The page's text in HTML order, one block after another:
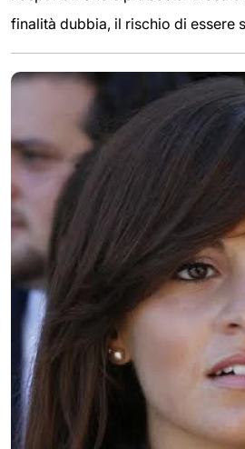
finalità dubbia, il rischio di essere